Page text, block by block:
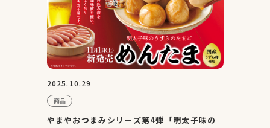
2025.10.29
商品
やまやおつまみシリーズ第4弾「明太子味の